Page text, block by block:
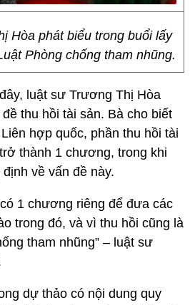
Hòa phát biểu trong buổi lấy
Phòng chống tham nhũng.
luật sư Trương Thị Hòa
thu hồi tài sản. Bà cho biết
hợp quốc, phần thu hồi tài
thành 1 chương, trong khi
về vấn đề này.
1 chương riêng để đưa các
trong đó, và vì thu hồi cũng là
tham nhũng” – luật sư
dự thảo có nội dung quy